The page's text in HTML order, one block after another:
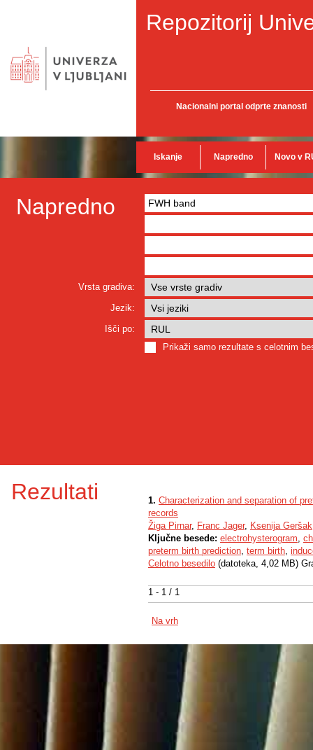
Repozitorij
Nacionalni portal odprte znanosti
Iskanje Napredno Novo v
Napredno
Vrsta gradiva:
Jezik:
Išči po:
Prikaži samo rezultate s celotnim
Rezultati
1 - 1 / 1
1. Characterization and separation of
records
Žiga Pirnar, Franc Jager, Ksenija Geršak
Ključne besede: electrohysterogram,
preterm birth prediction, term birth,
Celotno besedilo (datoteka, 4,02 MB)
Na vrh